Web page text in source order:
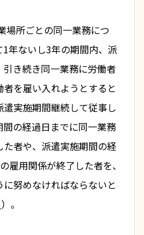
所ごとの同一業務につ
年ないし3年の期間内、派
き続き同一業務に労働者
を雇い入れようとすると
実施期間継続して従事し
の経過日までに同一業務
者や、派遣実施期間の経
雇用関係が終了した者を、
努めなければならないと
）。